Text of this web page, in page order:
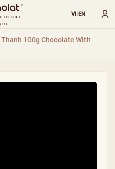
VI|EN
Thanh 100g Chocolate With